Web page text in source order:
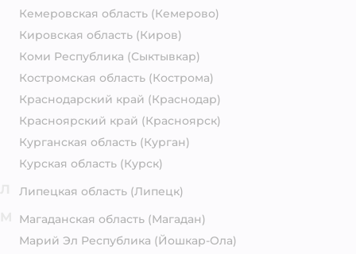
Кемеровская область (Кемерово)
Кировская область (Киров)
Коми Республика (Сыктывкар)
Костромская область (Кострома)
Краснодарский край (Краснодар)
Красноярский край (Красноярск)
Курганская область (Курган)
Курская область (Курск)
Липецкая область (Липецк)
Магаданская область (Магадан)
Марий Эл Республика (Йошкар-Ола)